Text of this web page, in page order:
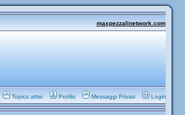
maxpezzalinetwork.com
Topics attivi Profilo Messaggi Privati Login